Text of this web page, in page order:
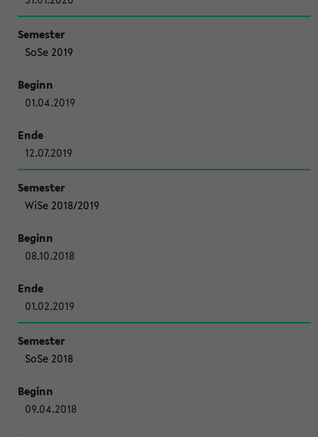
SoSe 2019
01.04.2019
12.07.2019
WiSe 2018/2019
08.10.2018
01.02.2019
SoSe 2018
09.04.2018